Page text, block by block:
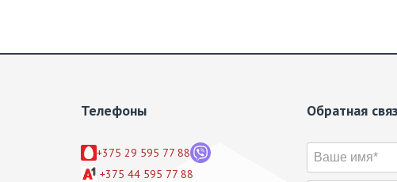
Телефоны
+375 29 595 77 88
+375 44 595 77 88
Обратная